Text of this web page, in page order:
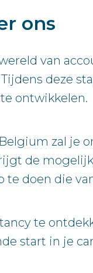
ons
van
deze
ontwikkelen.
zal je
de
doen die
te
start in je